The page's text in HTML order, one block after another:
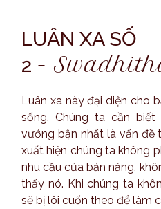
LUÂN XA SỐ
2 -
Luân xa này đại diện cho
sống. Chúng ta cần
vướng bận nhất là vấn đề
xuất hiện chúng ta không
nhu cầu của bản năng,
thấy nó. Khi chúng ta
sẽ bị lôi cuốn theo để làm